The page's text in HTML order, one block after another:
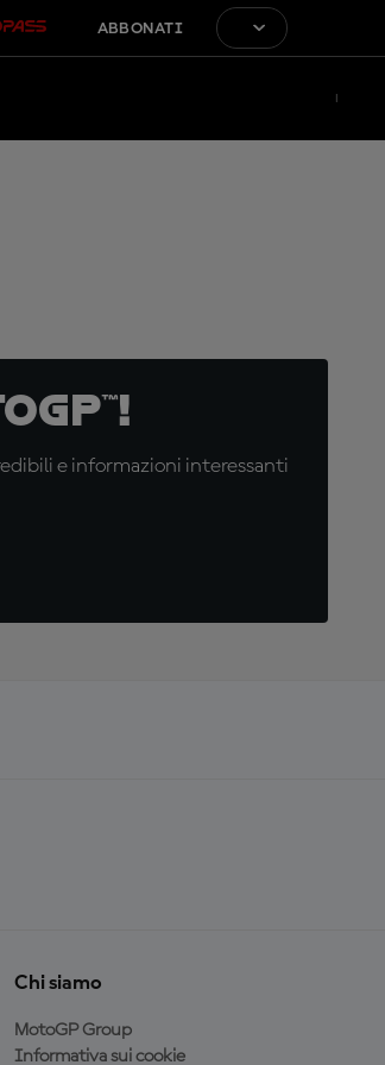
ABBONATI
e informazioni interessanti
Chi siamo
MotoGP Group
Informativa sui cookie